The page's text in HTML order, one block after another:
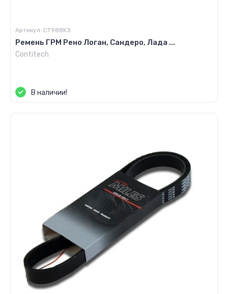
Артикул: CT988K3
Ремень ГРМ Рено Логан, Сандеро, Лада ...
Contitech
В наличии!